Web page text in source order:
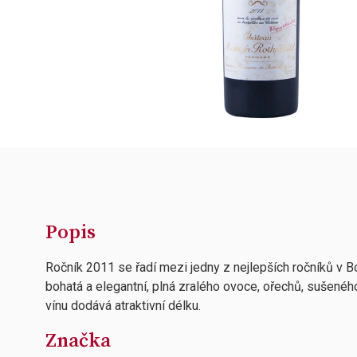
Popis
Ročník 2011 se řadí mezi jedny z nejlepších ročníků v
bohatá a elegantní, plná zralého ovoce, ořechů,
vínu dodává atraktivní délku.
Značka